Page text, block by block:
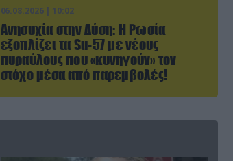
06.08.2026 | 10:02
Ανησυχία στην Δύση: H Ρωσία
εξοπλίζει τα Su-57 με νέους
πυραύλους που «κυνηγούν» τον
στόχο μέσα από παρεμβολές!